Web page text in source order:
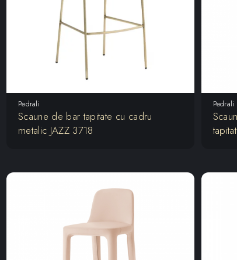
Pedrali
Scaune de bar tapitate cu cadru
metalic JAZZ 3718
Pedrali